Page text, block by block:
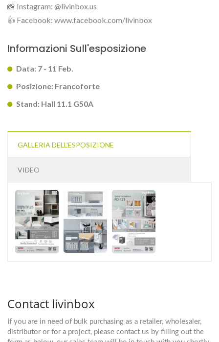
📸 Instagram: @livinbox.us
👍 Facebook: www.facebook.com/livinbox
Informazioni Sull'esposizione
Data: 7 - 11 Feb.
Posizione: Francoforte
Stand: Hall 11.1 G50A
GALLERIA DELL'ESPOSIZIONE
VIDEO